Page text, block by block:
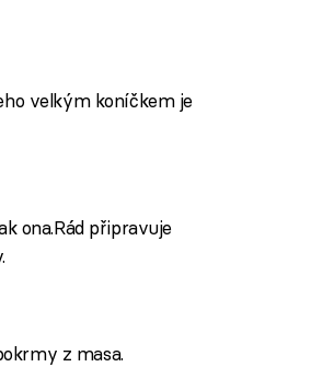
velkým koníčkem je
ona.Rád připravuje
z masa.